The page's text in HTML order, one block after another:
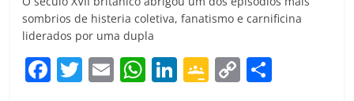
sombrios de histeria coletiva, fanatismo e carnificina
liderados por uma dupla
F T E W Li G C